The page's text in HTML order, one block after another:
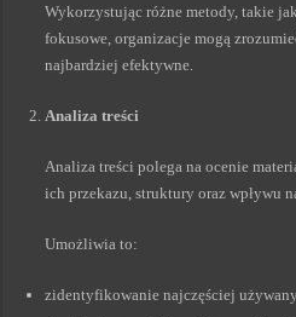
Wykorzystując różne metody, takie
fokusowe, organizacje mogą
najbardziej efektywne.
Analiza treści
Analiza treści polega na ocenie
ich przekazu, struktury oraz wpływu
Umożliwia to:
zidentyfikowanie najczęściej